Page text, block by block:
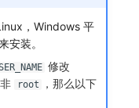
，Windows 平
安装。
修改
root
，那么以下